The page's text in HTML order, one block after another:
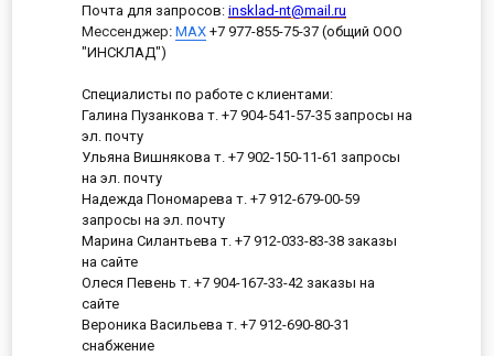
Почта для запросов: insklad-nt@mail.ru
Мессенджер: MAX +7 977-855-75-37 (общий ООО
"ИНСКЛАД")
Специалисты по работе с клиентами:
Галина Пузанкова т. +7 904-541-57-35 запросы на
эл. почту
Ульяна Вишнякова т. +7 902-150-11-61 запросы
на эл. почту
Надежда Пономарева т. +7 912-679-00-59
запросы на эл. почту
Марина Силантьева т. +7 912-033-83-38 заказы
на сайте
Олеся Певень т. +7 904-167-33-42 заказы на
сайте
Вероника Васильева т. +7 912-690-80-31
снабжение